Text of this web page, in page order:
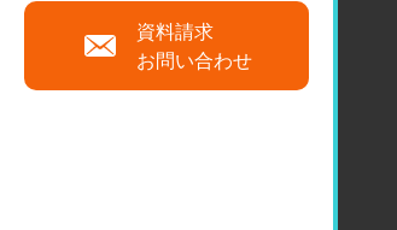
資料請求
お問い合わせ